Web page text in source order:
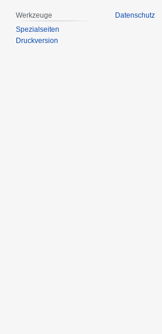
Werkzeuge
Spezialseiten
Druckversion
Datenschutz